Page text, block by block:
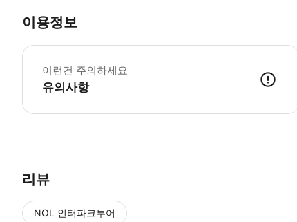
이용정보
이런건 주의하세요
유의사항
리뷰
NOL 인터파크투어